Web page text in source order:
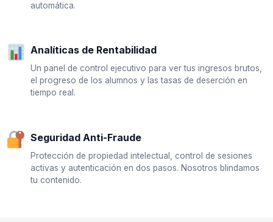
automática.
Analíticas de Rentabilidad
Un panel de control ejecutivo para ver tus ingresos brutos,
el progreso de los alumnos y las tasas de deserción en
tiempo real.
Seguridad Anti-Fraude
Protección de propiedad intelectual, control de sesiones
activas y autenticación en dos pasos. Nosotros blindamos
tu contenido.